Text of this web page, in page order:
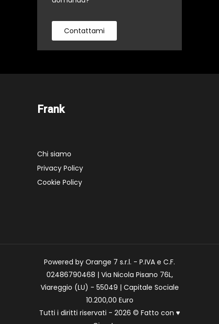
Contattami
Frank
Chi siamo
Privacy Policy
Cookie Policy
Powered by Orange 7 s.r.l. - P.IVA e C.F.
02486790468 | Via Nicola Pisano 76L,
Viareggio (LU) - 55049 | Capitale Sociale
10.200,00 Euro
Tutti i diritti riservati - 2026 © Fatto con ♥